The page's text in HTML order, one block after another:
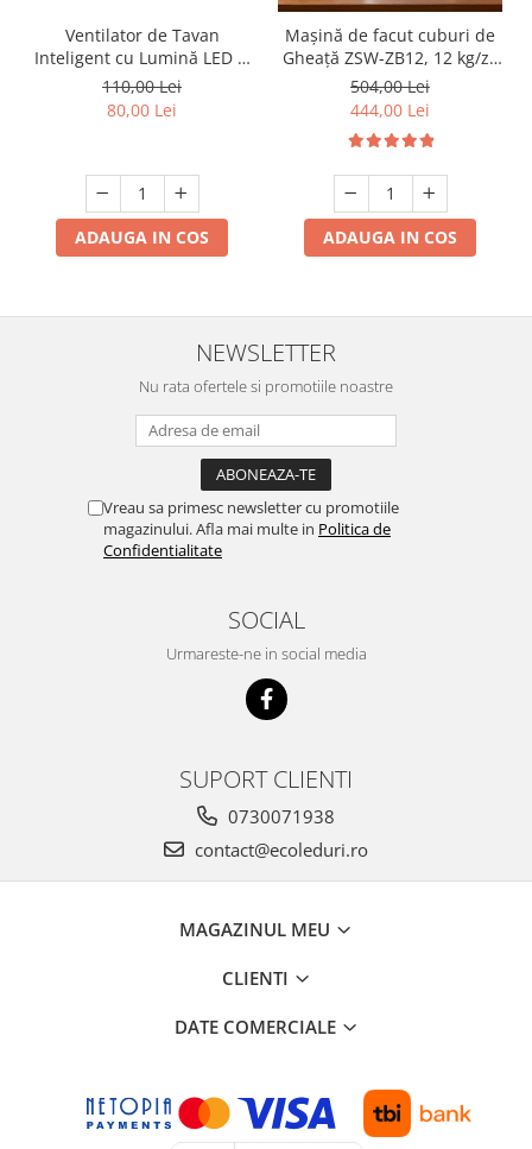
Ventilator de Tavan
Inteligent cu Lumină LED și
Telecomandă
110,00 Lei
80,00 Lei
ADAUGA IN COS
Mașină de facut cuburi de
Gheață ZSW-ZB12, 12 kg/zi,
Rezervor 1.2L, Panou Tactil,
Design Compact, Negru
504,00 Lei
444,00 Lei
ADAUGA IN COS
NEWSLETTER
Nu rata ofertele si promotiile noastre
Vreau sa primesc newsletter cu promotiile
magazinului. Afla mai multe in Politica de
Confidentialitate
SOCIAL
Urmareste-ne in social media
SUPORT CLIENTI
0730071938
contact@ecoleduri.ro
MAGAZINUL MEU
CLIENTI
DATE COMERCIALE